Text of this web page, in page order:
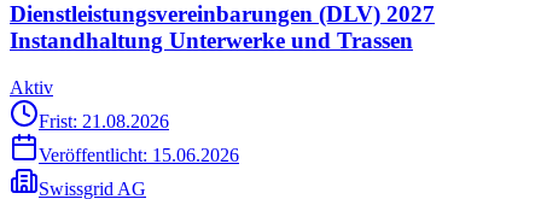
Dienstleistungsvereinbarungen (DLV) 2027
Instandhaltung Unterwerke und Trassen
Aktiv
Frist: 21.08.2026
Veröffentlicht: 15.06.2026
Swissgrid AG